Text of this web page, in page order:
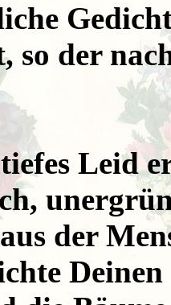
der
Leid
der
Deinen